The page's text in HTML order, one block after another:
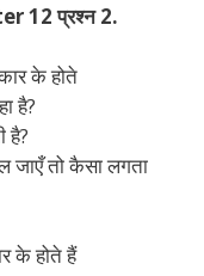
12 प्रश्न 2.
के होते
है?
है?
जाएँ तो कैसा लगता
के होते हैं